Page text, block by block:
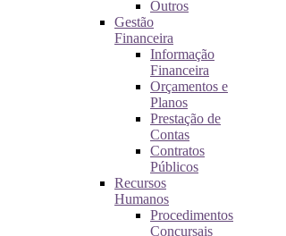
Outros
Gestão
Financeira
Informação
Financeira
Orçamentos e
Planos
Prestação de
Contas
Contratos
Públicos
Recursos
Humanos
Procedimentos
Concursais